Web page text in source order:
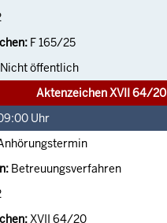
F 165/25
Nicht öffentlich
Aktenzeichen XVII 64/20
Uhr
Betreuungsverfahren
XVII 64/20